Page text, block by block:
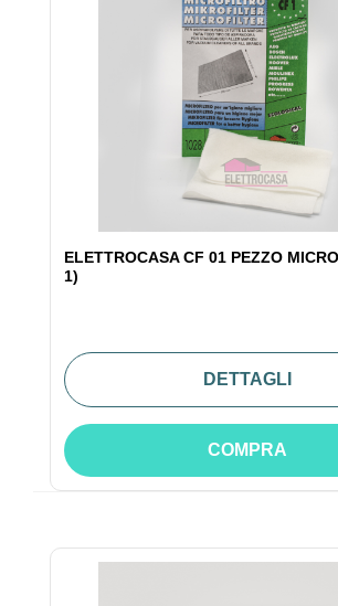
ELETTROCASA CF 01 PEZZO
1)
DETTAGLI
COMPRA